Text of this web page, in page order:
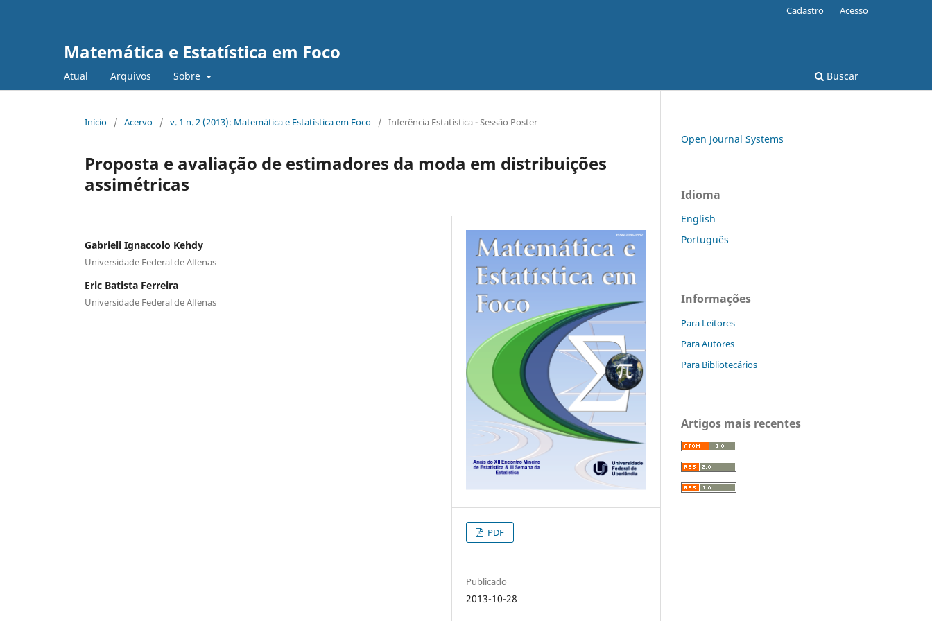
Matemática e Estatística em Foco
Atual Arquivos Sobre Buscar
Cadastro Acesso
Início / Acervo / v. 1 n. 2 (2013): Matemática e Estatística em Foco / Inferência Estatística - Sessão Poster
Proposta e avaliação de estimadores da moda em distribuições
assimétricas
Gabrieli Ignaccolo Kehdy
Universidade Federal de Alfenas
Eric Batista Ferreira
Universidade Federal de Alfenas
PDF
Publicado
2013-10-28
Open Journal Systems
Idioma
English
Português
Informações
Para Leitores
Para Autores
Para Bibliotecários
Artigos mais recentes